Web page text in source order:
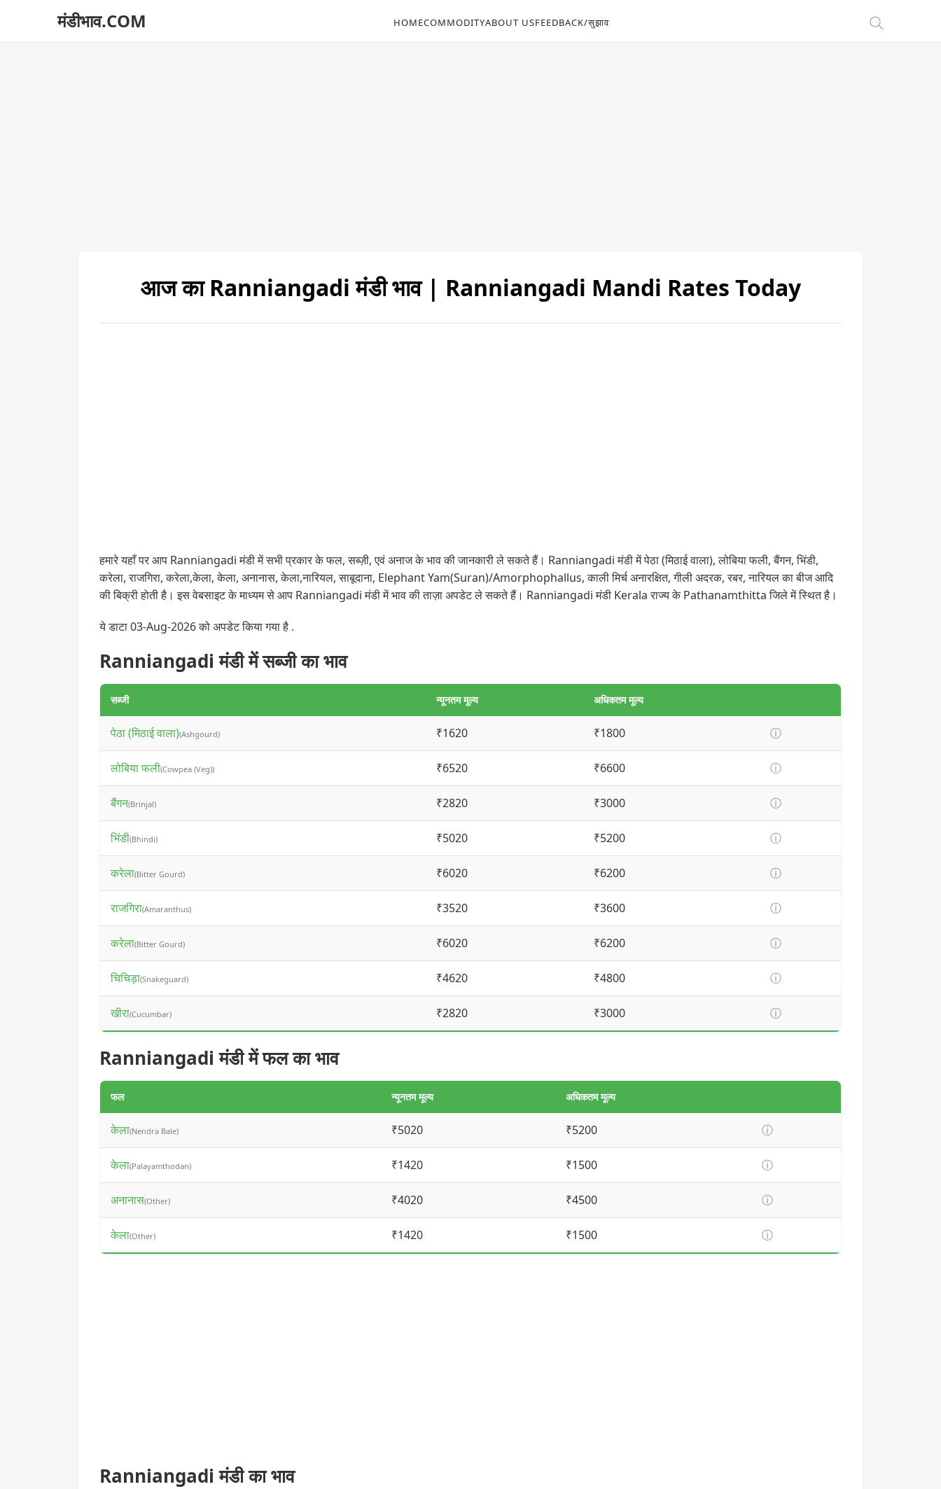
मंडीभाव.COM HOMECOMMODITYABOUT USFEEDBACK/सुझाव
आज का Ranniangadi मंडी भाव | Ranniangadi Mandi Rates Today
हमारे यहाँ पर आप Ranniangadi मंडी में सभी प्रकार के फल, सब्ज़ी, एवं अनाज के भाव की जानकारी ले सकते हैं। Ranniangadi मंडी में पेठा (मिठाई वाला), लोबिया फली, बैंगन, भिंडी,
करेला, राजगिरा, करेला,केला, केला, अनानास, केला,नारियल, साबूदाना, Elephant Yam(Suran)/Amorphophallus, काली मिर्च अनारक्षित, गीली अदरक, रबर, नारियल का बीज आदि
की बिक्री होती है। इस वेबसाइट के माध्यम से आप Ranniangadi मंडी में भाव की ताज़ा अपडेट ले सकते हैं। Ranniangadi मंडी Kerala राज्य के Pathanamthitta जिले में स्थित है।
ये डाटा 03-Aug-2026 को अपडेट किया गया है .
Ranniangadi मंडी में सब्जी का भाव
सब्जी न्यूनतम मूल्य अधिकतम मूल्य
पेठा (मिठाई वाला)(Ashgourd) ₹1620 ₹1800 ⓘ
लोबिया फली(Cowpea (Veg)) ₹6520 ₹6600 ⓘ
बैंगन(Brinjal) ₹2820 ₹3000 ⓘ
भिंडी(Bhindi) ₹5020 ₹5200 ⓘ
करेला(Bitter Gourd) ₹6020 ₹6200 ⓘ
राजगिरा(Amaranthus) ₹3520 ₹3600 ⓘ
करेला(Bitter Gourd) ₹6020 ₹6200 ⓘ
चिचिड़ा(Snakeguard) ₹4620 ₹4800 ⓘ
खीरा(Cucumbar) ₹2820 ₹3000 ⓘ
Ranniangadi मंडी में फल का भाव
फल न्यूनतम मूल्य अधिकतम मूल्य
केला(Nendra Bale) ₹5020 ₹5200 ⓘ
केला(Palayamthodan) ₹1420 ₹1500 ⓘ
अनानास(Other) ₹4020 ₹4500 ⓘ
केला(Other) ₹1420 ₹1500 ⓘ
Ranniangadi मंडी का भाव